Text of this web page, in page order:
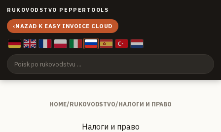
RUKOVODSTVO PEPPERTOOLS
‹NAZAD K EASY INVOICE CLOUD
HOME/RUKOVODSTVO/НАЛОГИ И ПРАВО
Налоги и право